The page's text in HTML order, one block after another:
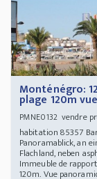
Monténégro:
plage 120m
PMNE0132vendre
habitation 85357
Panoramablick, an
Flachland, neben
Immeuble de
120m. Vue